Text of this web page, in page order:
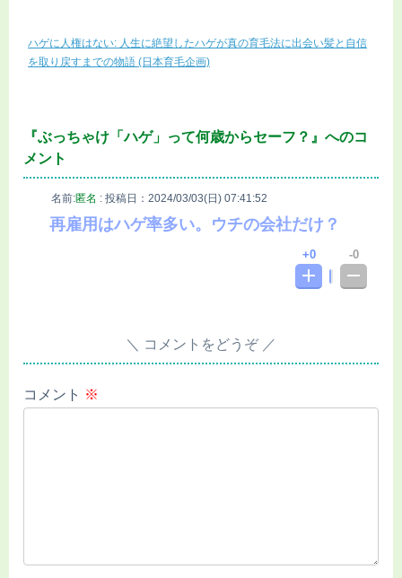
ハゲに人権はない: 人生に絶望したハゲが真の育毛法に出会い髪と自信
を取り戻すまでの物語 (日本育毛企画)
『ぶっちゃけ「ハゲ」って何歳からセーフ？』へのコ
メント
名前:匿名 : 投稿日：2024/03/03(日) 07:41:52
再雇用はハゲ率多い。ウチの会社だけ？
0 0
コメントをどうぞ
コメント ※